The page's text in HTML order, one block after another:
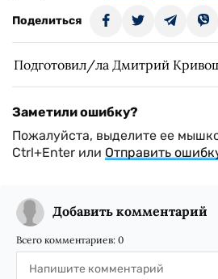
Поделиться
Подготовил/ла Дмитрий
Заметили ошибку?
Пожалуйста, выделите ее
Ctrl+Enter или Отправить
Добавить комментарий
Всего комментариев: 0